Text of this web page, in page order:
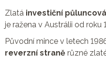
Zlatá investiční
je ražena v Austrálii od roku
Původní mince v letech
reverzní straně různé